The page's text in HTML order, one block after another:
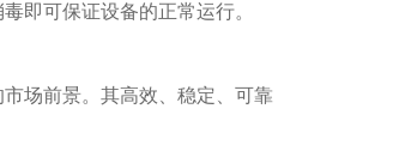
即可保证设备的正常运行。
场前景。其高效、稳定、可靠